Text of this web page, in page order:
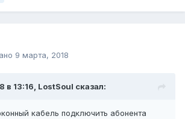
9 марта, 2018
в 13:16, LostSoul сказал:
кабель подключить абонента